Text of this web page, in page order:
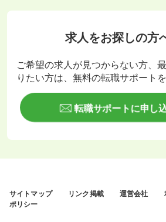
求人をお探しの方
ご希望の求人が見つからない方、
りたい方は、無料の転職サポート
転職サポートに申し
サイトマップ リンク掲載 運営会社
ポリシー